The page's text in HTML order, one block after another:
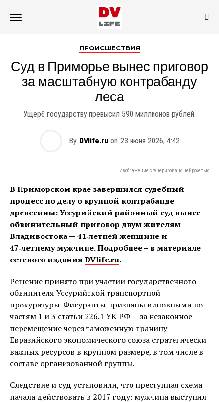
ПРОИСШЕСТВИЯ
Суд в Приморье вынес приговор
за масштабную контрабанду
леса
Ущерб государству превысил 590 миллионов рублей.
By DVlife.ru on 23 июня 2026, 4:42
Изображение сгенерировано нейросетью
В Приморском крае завершился судебный
процесс по делу о крупной контрабанде
древесины: Уссурийский районный суд вынес
обвинительный приговор двум жителям
Владивостока — 41‑летней женщине и
47‑летнему мужчине. Подробнее – в материале
сетевого издания DVlife.ru.
Решение принято при участии государственного
обвинителя Уссурийской транспортной
прокуратуры. Фигуранты признаны виновными по
частям 1 и 3 статьи 226.1 УК РФ — за незаконное
перемещение через таможенную границу
Евразийского экономического союза стратегически
важных ресурсов в крупном размере, в том числе в
составе организованной группы.
Следствие и суд установили, что преступная схема
начала действовать в 2017 году: мужчина выступил